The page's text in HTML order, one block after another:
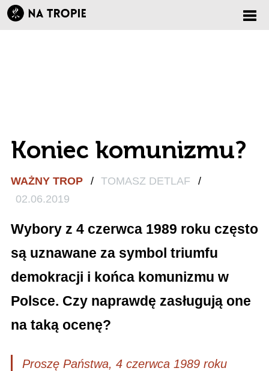
Koniec komunizmu?
WAŻNY TROP / TOMASZ DETLAF
/
02.06.2019
Wybory z 4 czerwca 1989 roku często
są uznawane za symbol triumfu
demokracji i końca komunizmu w
Polsce. Czy naprawdę zasługują one
na taką ocenę?
Proszę Państwa, 4 czerwca 1989 roku